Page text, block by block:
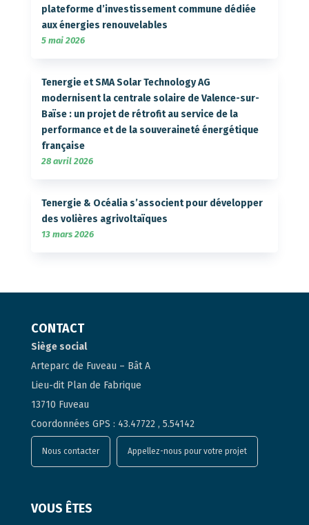
plateforme d’investissement commune dédiée
aux énergies renouvelables
5 mai 2026
Tenergie et SMA Solar Technology AG
modernisent la centrale solaire de Valence-sur-
Baïse : un projet de rétrofit au service de la
performance et de la souveraineté énergétique
française
28 avril 2026
Tenergie & Océalia s’associent pour développer
des volières agrivoltaïques
13 mars 2026
CONTACT
Siège social
Arteparc de Fuveau – Bât A
Lieu-dit Plan de Fabrique
13710 Fuveau
Coordonnées GPS : 43.47722 , 5.54142
Nous contacter Appellez-nous pour votre projet
VOUS ÊTES